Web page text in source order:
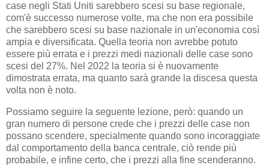
case negli Stati Uniti sarebbero scesi su base regionale,
com'è successo numerose volte, ma che non era possibile
che sarebbero scesi su base nazionale in un'economia così
ampia e diversificata. Quella teoria non avrebbe potuto
essere più errata e i prezzi medi nazionali delle case sono
scesi del 27%. Nel 2022 la teoria si è nuovamente
dimostrata errata, ma quanto sarà grande la discesa questa
volta non è noto.
Possiamo seguire la seguente lezione, però: quando un
gran numero di persone crede che i prezzi delle case non
possano scendere, specialmente quando sono incoraggiate
dal comportamento della banca centrale, ciò rende più
probabile, e infine certo, che i prezzi alla fine scenderanno.